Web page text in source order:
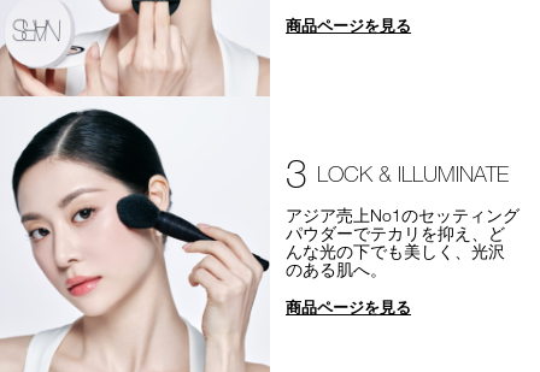
商品ページを見る
3 LOCK & ILLUMINATE
アジア売上No1のセッティング
パウダーでテカリを抑え、ど
んな光の下でも美しく、光沢
のある肌へ。
商品ページを見る